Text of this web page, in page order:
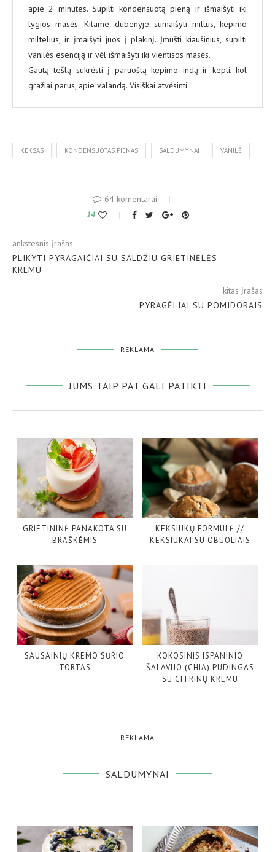
apie 2 minutes. Supilti kondensuotą pieną ir išmaišyti iki
lygios masės. Kitame dubenyje sumaišyti miltus, kepimo
miltelius, ir įmaišyti juos į plakinį. Įmušti kiaušinius, supilti
vanilės esenciją ir vėl išmaišyti iki vientisos masės.
Gautą tešlą sukrėsti į paruoštą kepimo indą ir kepti, kol
gražiai parus, apie valandą. Visiškai atvėsinti.
KEKSAS KONDENSUOTAS PIENAS SALDUMYNAI VANILĖ
64 komentarai
14
ankstesnis įrašas
PLIKYTI PYRAGAIČIAI SU SALDŽIU GRIETINĖLĖS
KREMU
kitas įrašas
PYRAGĖLIAI SU POMIDORAIS
REKLAMA
JUMS TAIP PAT GALI PATIKTI
GRIETININĖ PANAKOTA SU
BRAŠKĖMIS
KEKSIUKŲ FORMULĖ //
KEKSIUKAI SU OBUOLIAIS
SAUSAINIŲ KREMO SŪRIO
TORTAS
KOKOSINIS ISPANINIO
ŠALAVIJO (CHIA) PUDINGAS
SU CITRINŲ KREMU
REKLAMA
SALDUMYNAI